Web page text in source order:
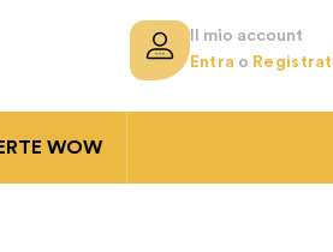
Il mio account
Entra o
WOW